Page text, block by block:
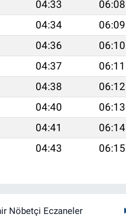
04:33 06:08
04:34 06:09
04:36 06:10
04:37 06:11
04:38 06:12
04:40 06:13
04:41 06:14
04:43 06:15
Nöbetçi Eczaneler